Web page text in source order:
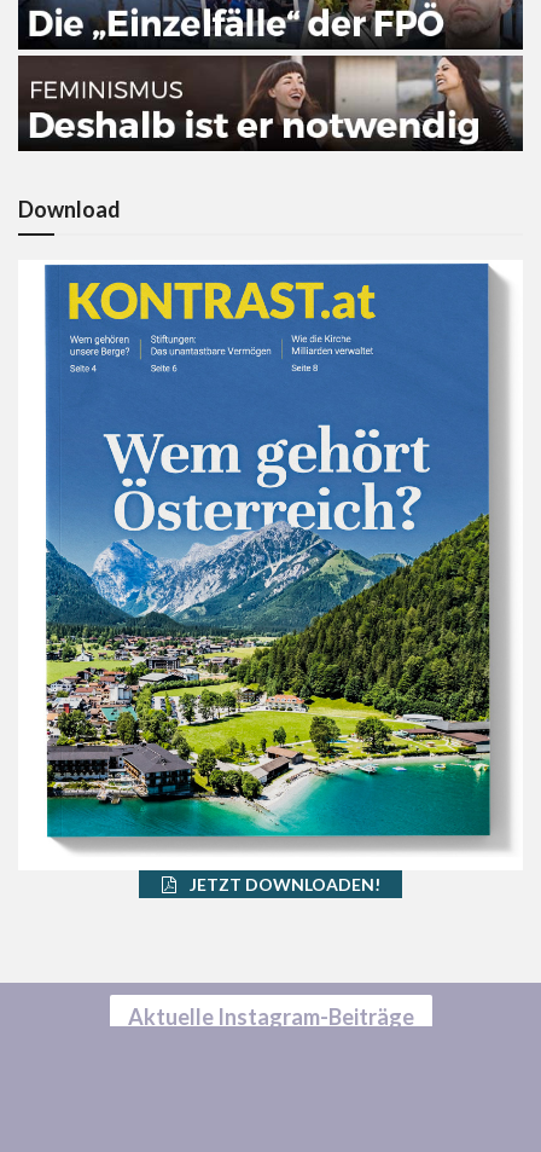
Download
JETZT DOWNLOADEN!
Aktuelle Instagram-Beiträge